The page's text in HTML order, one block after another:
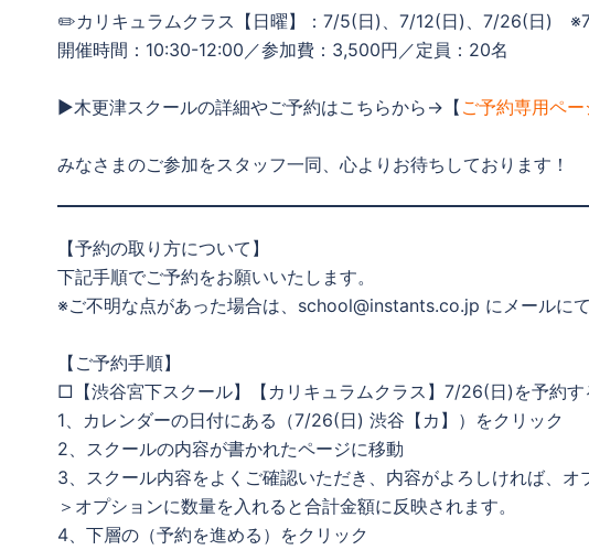
✏️カリキュラムクラス【日曜】：7/5(日)、7/12(日)、7/26(日)
開催時間：10:30-12:00／参加費：3,500円／定員：20名
▶木更津スクールの詳細やご予約はこちらから→【 ご予約専用ペー
みなさまのご参加をスタッフ一同、心よりお待ちしております！
【予約の取り方について】
下記手順でご予約をお願いいたします。
※ご不明な点があった場合は、school@instants.co.jp にメールにて
【ご予約手順】
□【渋谷宮下スクール】【カリキュラムクラス】7/26(日)を予約す
1、カレンダーの日付にある（7/26(日) 渋谷【カ】）をクリック
2、スクールの内容が書かれたページに移動
3、スクール内容をよくご確認いただき、内容がよろしければ、オ
＞オプションに数量を入れると合計金額に反映されます。
4、下層の（予約を進める）をクリック